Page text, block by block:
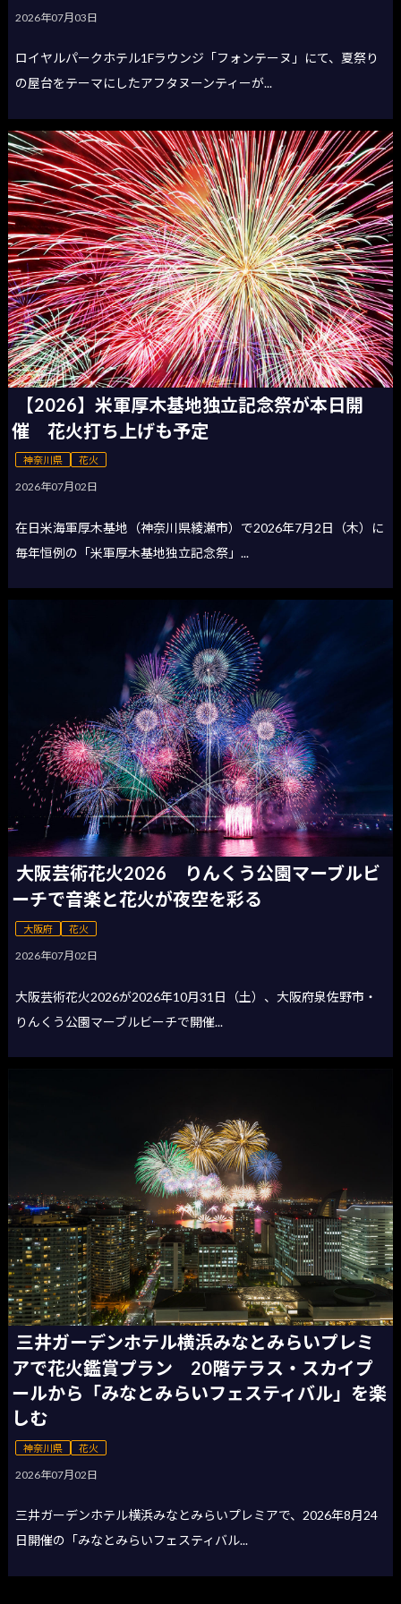
2026年07月03日
ロイヤルパークホテル1Fラウンジ「フォンテーヌ」にて、夏祭り
の屋台をテーマにしたアフタヌーンティーが...
【2026】米軍厚木基地独立記念祭が本日開
催 花火打ち上げも予定
神奈川県 花火
2026年07月02日
在日米海軍厚木基地（神奈川県綾瀬市）で2026年7月2日（木）に
毎年恒例の「米軍厚木基地独立記念祭」...
大阪芸術花火2026 りんくう公園マーブルビ
ーチで音楽と花火が夜空を彩る
大阪府 花火
2026年07月02日
大阪芸術花火2026が2026年10月31日（土）、大阪府泉佐野市・
りんくう公園マーブルビーチで開催...
三井ガーデンホテル横浜みなとみらいプレミ
アで花火鑑賞プラン 20階テラス・スカイプ
ールから「みなとみらいフェスティバル」を楽
しむ
神奈川県 花火
2026年07月02日
三井ガーデンホテル横浜みなとみらいプレミアで、2026年8月24
日開催の「みなとみらいフェスティバル...